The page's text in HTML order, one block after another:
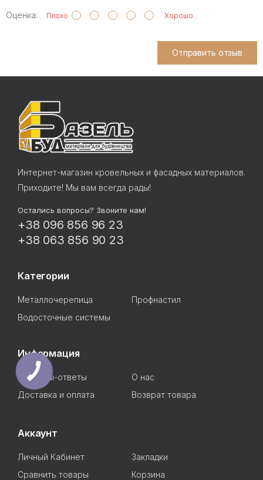
Оценка: Плохо Хорошо
Отправить отзыв
Интернет-магазин кровельных и фасадных материалов.
Приходите! Мы вам всегда рады!
Остались вопросы? Звоните нам!
+38 096 856 96 23
+38 063 856 90 23
Категории
Металлочерепица
Профнастил
Водосточные системы
Информация
Вопросы-ответы
О нас
Доставка и оплата
Возврат товара
Аккаунт
Личный Кабинет
Закладки
Сравнить товары
Корзина